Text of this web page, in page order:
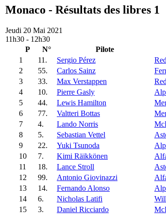
Monaco - Résultats des libres 1
Jeudi 20 Mai 2021
11h30 - 12h30
P
N° Pilote
1
11. Sergio Pérez
2
55. Carlos Sainz
3
33. Max Verstappen
4
10. Pierre Gasly
5
44. Lewis Hamilton
6
77. Valtteri Bottas
7
4. Lando Norris
8
5. Sebastian Vettel
9
22. Yuki Tsunoda
10
7. Kimi Räikkönen
11
18. Lance Stroll
12
99. Antonio Giovinazzi
13
14. Fernando Alonso
14
6. Nicholas Latifi
15
3. Daniel Ricciardo